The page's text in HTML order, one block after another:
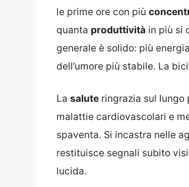
le prime ore con più
quanta produttività in più si
generale è solido: più
dell’umore più stabile. La
La salute ringrazia sul lungo
malattie cardiovascolari e
spaventa. Si incastra nelle
restituisce segnali subito
lucida.